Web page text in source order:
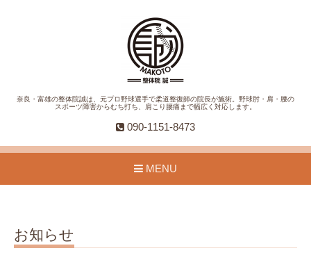
奈良・富雄の整体院誠は、元プロ野球選手で柔道整復師の院長が施術。野球肘・肩・腰の
スポーツ障害からむち打ち、肩こり腰痛まで幅広く対応します。
090-1151-8473
MENU
お知らせ